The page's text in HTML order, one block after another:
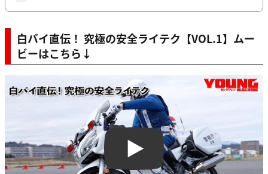
白バイ直伝！ 究極の安全ライテク【VOL.1】ムー
ビーはこちら↓
Play